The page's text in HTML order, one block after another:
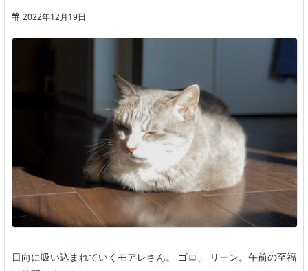
2022年12月19日
日向に吸い込まれていくモアレさん。 ゴロ、 リーン。午前の至福